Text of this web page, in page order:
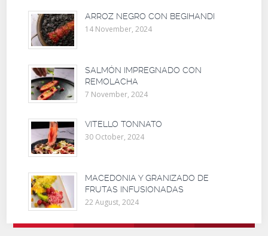
ARROZ NEGRO CON BEGIHANDI
14 November, 2024
SALMÓN IMPREGNADO CON
REMOLACHA
7 November, 2024
VITELLO TONNATO
30 October, 2024
MACEDONIA Y GRANIZADO DE
FRUTAS INFUSIONADAS
22 August, 2024